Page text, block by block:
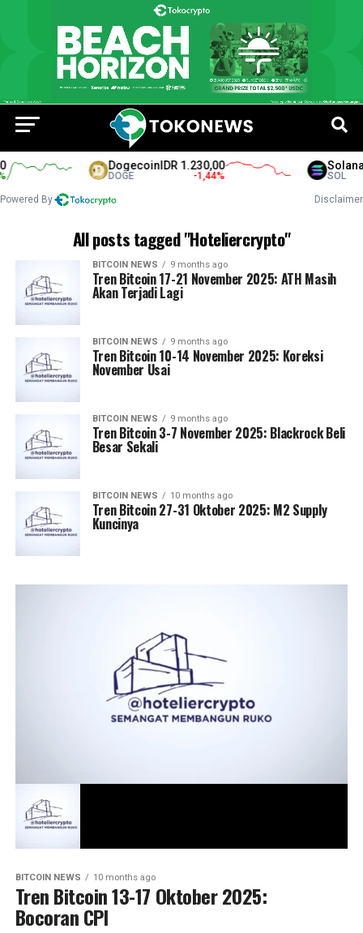
DogecoinIDR 1.230,00
DOGE -1,44 %
Solana
SOL
Powered By Disclaimer
All posts tagged "Hoteliercrypto"
BITCOIN NEWS 9 months ago
Tren Bitcoin 17-21 November 2025: ATH Masih
Akan Terjadi Lagi
BITCOIN NEWS 9 months ago
Tren Bitcoin 10-14 November 2025: Koreksi
November Usai
BITCOIN NEWS 9 months ago
Tren Bitcoin 3-7 November 2025: Blackrock Beli
Besar Sekali
BITCOIN NEWS 10 months ago
Tren Bitcoin 27-31 Oktober 2025: M2 Supply
Kuncinya
BITCOIN NEWS 10 months ago
Tren Bitcoin 13-17 Oktober 2025:
Bocoran CPI